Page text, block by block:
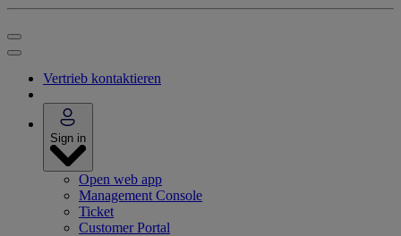
Vertrieb kontaktieren
Sign in
Open web app
Management Console
Ticket
Customer Portal